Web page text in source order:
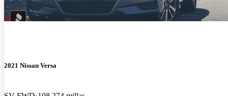
2021 Nissan Versa